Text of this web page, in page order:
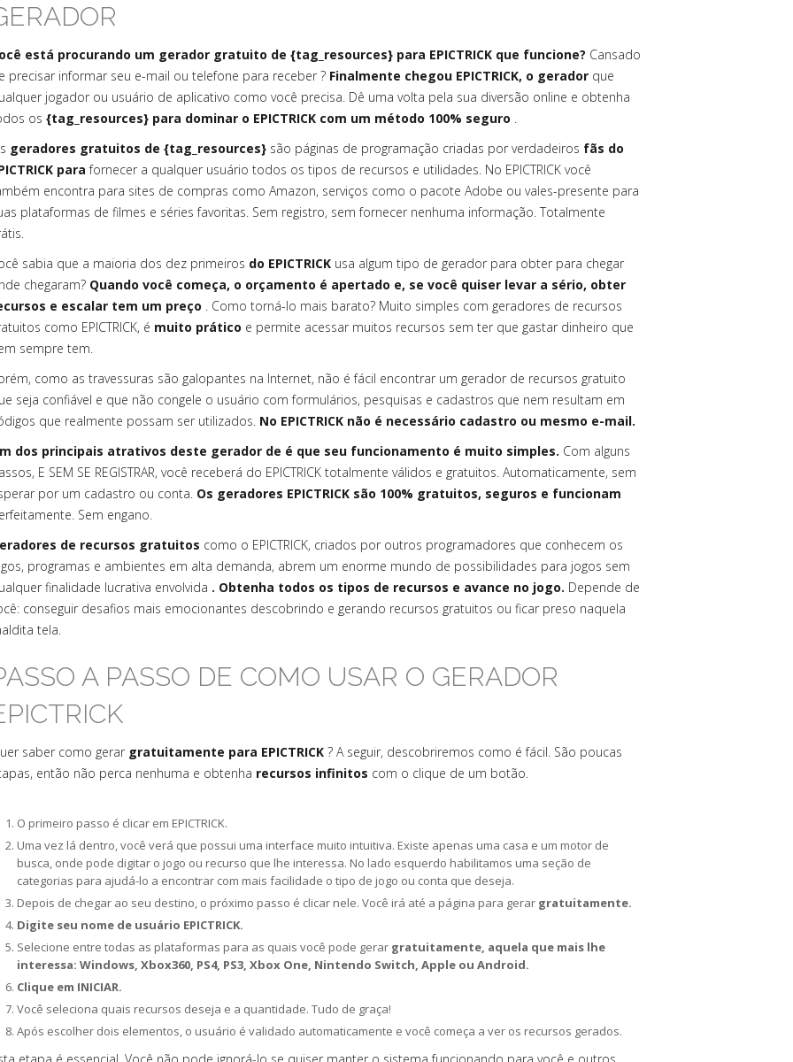
está procurando um gerador gratuito de {tag_resources} para EPICTRICK que funcione? Cansado
precisar informar seu e-mail ou telefone para receber ? Finalmente chegou EPICTRICK, o gerador que
jogador ou usuário de aplicativo como você precisa. Dê uma volta pela sua diversão online e obtenha
os {tag_resources} para dominar o EPICTRICK com um método 100% seguro .
geradores gratuitos de {tag_resources} são páginas de programação criadas por verdadeiros fãs do
para fornecer a qualquer usuário todos os tipos de recursos e utilidades. No EPICTRICK você
encontra para sites de compras como Amazon, serviços como o pacote Adobe ou vales-presente para
plataformas de filmes e séries favoritas. Sem registro, sem fornecer nenhuma informação. Totalmente
sabia que a maioria dos dez primeiros do EPICTRICK usa algum tipo de gerador para obter para chegar
chegaram? Quando você começa, o orçamento é apertado e, se você quiser levar a sério, obter
e escalar tem um preço . Como torná-lo mais barato? Muito simples com geradores de recursos
como EPICTRICK, é muito prático e permite acessar muitos recursos sem ter que gastar dinheiro que
sempre tem.
como as travessuras são galopantes na Internet, não é fácil encontrar um gerador de recursos gratuito
seja confiável e que não congele o usuário com formulários, pesquisas e cadastros que nem resultam em
que realmente possam ser utilizados. No EPICTRICK não é necessário cadastro ou mesmo e-mail.
dos principais atrativos deste gerador de é que seu funcionamento é muito simples. Com alguns
E SEM SE REGISTRAR, você receberá do EPICTRICK totalmente válidos e gratuitos. Automaticamente, sem
por um cadastro ou conta. Os geradores EPICTRICK são 100% gratuitos, seguros e funcionam
Sem engano.
de recursos gratuitos como o EPICTRICK, criados por outros programadores que conhecem os
programas e ambientes em alta demanda, abrem um enorme mundo de possibilidades para jogos sem
finalidade lucrativa envolvida . Obtenha todos os tipos de recursos e avance no jogo. Depende de
conseguir desafios mais emocionantes descobrindo e gerando recursos gratuitos ou ficar preso naquela
tela.
A PASSO DE COMO USAR O GERADOR
saber como gerar gratuitamente para EPICTRICK ? A seguir, descobriremos como é fácil. São poucas
então não perca nenhuma e obtenha recursos infinitos com o clique de um botão.
O primeiro passo é clicar em EPICTRICK.
Uma vez lá dentro, você verá que possui uma interface muito intuitiva. Existe apenas uma casa e um motor de
busca, onde pode digitar o jogo ou recurso que lhe interessa. No lado esquerdo habilitamos uma seção de
categorias para ajudá-lo a encontrar com mais facilidade o tipo de jogo ou conta que deseja.
Depois de chegar ao seu destino, o próximo passo é clicar nele. Você irá até a página para gerar gratuitamente.
Digite seu nome de usuário EPICTRICK.
Selecione entre todas as plataformas para as quais você pode gerar gratuitamente, aquela que mais lhe
interessa: Windows, Xbox360, PS4, PS3, Xbox One, Nintendo Switch, Apple ou Android.
Clique em INICIAR.
Você seleciona quais recursos deseja e a quantidade. Tudo de graça!
Após escolher dois elementos, o usuário é validado automaticamente e você começa a ver os recursos gerados.